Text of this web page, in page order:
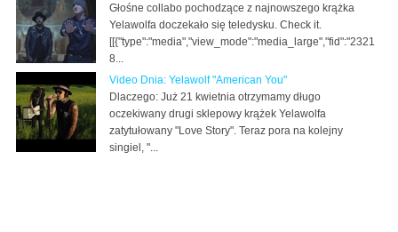
Głośne collabo pochodzące z najnowszego krążka
Yelawolfa doczekało się teledysku. Check it.
[[{"type":"media","view_mode":"media_large","fid":"2321
8...
Video Dnia: Yelawolf "American You"
Dlaczego: Już 21 kwietnia otrzymamy długo
oczekiwany drugi sklepowy krążek Yelawolfa
zatytułowany "Love Story". Teraz pora na kolejny
singiel, "...